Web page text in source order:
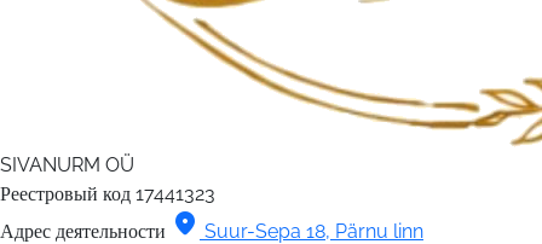
SIVANURM OÜ
Реестровый код 17441323
Адрес деятельности location_on Suur-Sepa 18, Pärnu linn